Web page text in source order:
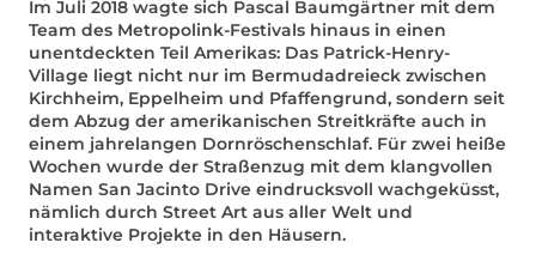
Im Juli 2018 wagte sich Pascal Baumgärtner mit dem
Team des Metropolink-Festivals hinaus in einen
unentdeckten Teil Amerikas: Das Patrick-Henry-
Village liegt nicht nur im Bermudadreieck zwischen
Kirchheim, Eppelheim und Pfaffengrund, sondern seit
dem Abzug der amerikanischen Streitkräfte auch in
einem jahrelangen Dornröschenschlaf. Für zwei heiße
Wochen wurde der Straßenzug mit dem klangvollen
Namen San Jacinto Drive eindrucksvoll wachgeküsst,
nämlich durch Street Art aus aller Welt und
interaktive Projekte in den Häusern.